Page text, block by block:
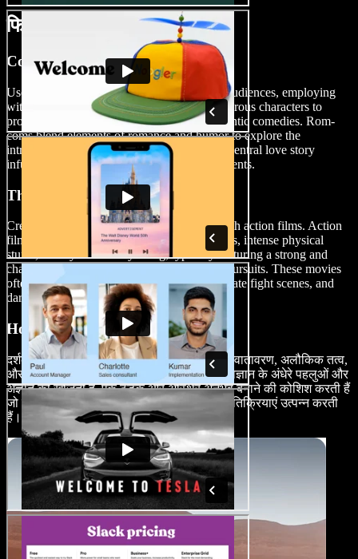
फिल्मों के प्रकार
Comedy & Rom-com Films
Use humor as a central element to entertain audiences, employing
witty dialogue, comedic situations, and humorous characters to
provoke laughter with comedy films or romantic comedies. Rom-
coms blend elements of romance and humor to explore the
intricacies of relationships, often featuring a central love story
infused with lighthearted and charming moments.
Thriller Films
Create exhilarating cinematic experiences with action films. Action
films are characterized high-energy sequences, intense physical
stunts, and dynamic storytelling, typically featuring a strong and
charismatic protagonist engaged in thrilling pursuits. These movies
often include elements like car chases, elaborate fight scenes, and
daring feats.
Horror Films
दर्शकों में डर और तनाव उत्पन्न करें, जैसे कि भयावह वातावरण, अलौकिक तत्व,
और डरावने प्राणी। हॉरर फिल्में अक्सर मानव मनोविज्ञान के अंधेरे पहलुओं और
अज्ञात को खोजती हैं, एक ठंडक और अस्थिर अनुभव बनाने की कोशिश करती हैं
जो डर, चिंता, और सदमे जैसी मजबूत भावनात्मक प्रतिक्रियाएं उत्पन्न करती
हैं।